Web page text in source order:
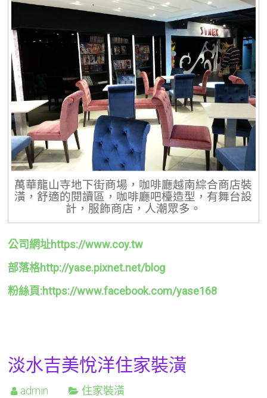
萬華龍山寺地下街商場，咖啡廳越南綜合商店裝
潢，舒適的閱讀區，咖啡廳吧檯造型，有舞台設
計，服飾商店，人潮眾多。
公司網址https://www.coy.tw
部落格http://yase.pixnet.net/blog
粉絲頁:https://www.facebook.com/yase168
淡水吉美悅洋住家裝潢
admin 住家裝潢